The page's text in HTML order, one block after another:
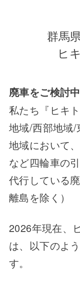
群馬
ヒ
廃車をご検討
私たち『ヒキ
地域/西部地域
地域において
など四輪車の
代行している
離島を除く）
2026年現在、
は、以下のよ
す。